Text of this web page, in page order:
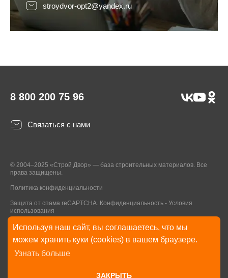
Используя наш сайт, вы соглашаетесь, что мы
можем хранить куки (cookies) в вашем браузере.
Узнать больше
ЗАКРЫТЬ
stroydvor-opt2@yandex.ru
8 800 200 75 96
Связаться с нами
© 2004–2025 «Строй Двор» — база строительных материалов. Все
права защищены.
Политика конфиденциальности
Защита от спама reCAPTCHA. Конфиденциальность - Условия
использования
* Указанные на Сайте цены, комплектации, описания и технические
характеристики могут быть изменены в любое время без уведомления
пользователей Сайта. Внешний вид товаров и упаковки может